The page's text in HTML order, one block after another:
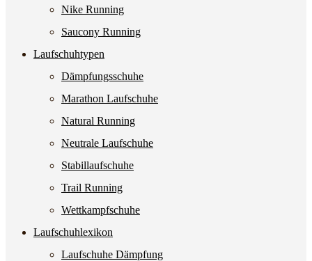
Nike Running
Saucony Running
Laufschuhtypen
Dämpfungsschuhe
Marathon Laufschuhe
Natural Running
Neutrale Laufschuhe
Stabillaufschuhe
Trail Running
Wettkampfschuhe
Laufschuhlexikon
Laufschuhe Dämpfung